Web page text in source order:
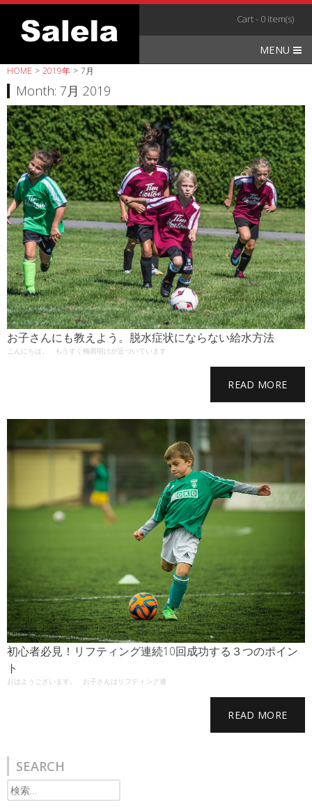
Skip
content
Cart - 0 item(s)
MENU
HOME > 2019年 > 7月
Month: 7月 2019
お子さんにも教えよう。脱水症状にならない給水方法
こんにちは。 もうすぐ梅雨明けが近づいています
READ MORE
初心者必見！リフティング連続10回成功する３つのポイン
ト
おはようございます。 お子さんはリフティング連
READ MORE
SEARCH
検
索: